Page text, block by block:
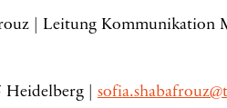
| Leitung Kommunikation
Heidelberg |